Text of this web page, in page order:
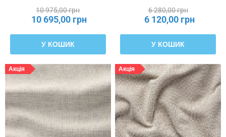
10 975,00 грн
10 695,00 грн
У КОШИК
6 280,00 грн
6 120,00 грн
У КОШИК
Акція Акція